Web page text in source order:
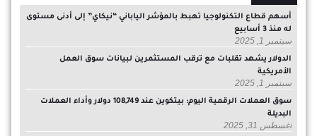
أسهم قطاع التكنولوجيا تهبط بالمؤشر الياباني “نيكاي” إلى أدنى مستوى
له منذ 3 أسابيع
سبتمبر 1, 2025
الدولار يشهد تقلبات مع ترقب المستثمرين لبيانات سوق العمل
الأمريكية
سبتمبر 1, 2025
سوق العملات الرقمية اليوم: بيتكوين عند 108,749 دولار وأداء العملات
البديلة
أغسطس 31, 2025